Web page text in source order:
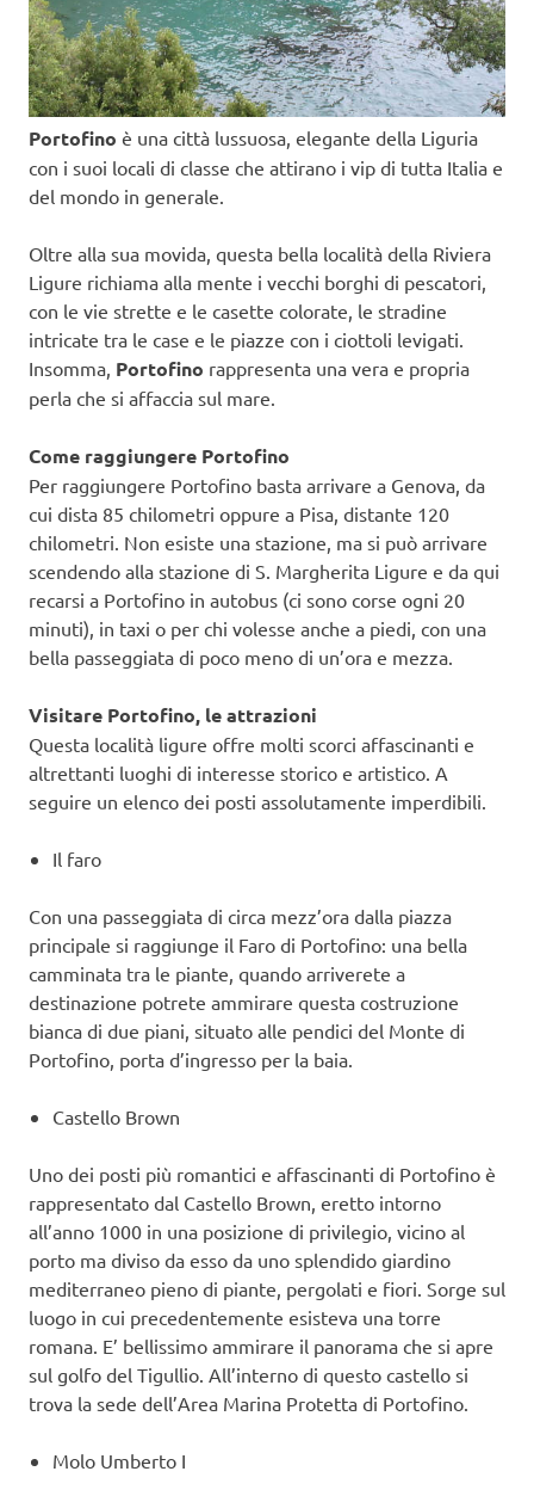
Portofino è una città lussuosa, elegante della Liguria
con i suoi locali di classe che attirano i vip di tutta Italia e
del mondo in generale.
Oltre alla sua movida, questa bella località della Riviera
Ligure richiama alla mente i vecchi borghi di pescatori,
con le vie strette e le casette colorate, le stradine
intricate tra le case e le piazze con i ciottoli levigati.
Insomma, Portofino rappresenta una vera e propria
perla che si affaccia sul mare.
Come raggiungere Portofino
Per raggiungere Portofino basta arrivare a Genova, da
cui dista 85 chilometri oppure a Pisa, distante 120
chilometri. Non esiste una stazione, ma si può arrivare
scendendo alla stazione di S. Margherita Ligure e da qui
recarsi a Portofino in autobus (ci sono corse ogni 20
minuti), in taxi o per chi volesse anche a piedi, con una
bella passeggiata di poco meno di un’ora e mezza.
Visitare Portofino, le attrazioni
Questa località ligure offre molti scorci affascinanti e
altrettanti luoghi di interesse storico e artistico. A
seguire un elenco dei posti assolutamente imperdibili.
Il faro
Con una passeggiata di circa mezz’ora dalla piazza
principale si raggiunge il Faro di Portofino: una bella
camminata tra le piante, quando arriverete a
destinazione potrete ammirare questa costruzione
bianca di due piani, situato alle pendici del Monte di
Portofino, porta d’ingresso per la baia.
Castello Brown
Uno dei posti più romantici e affascinanti di Portofino è
rappresentato dal Castello Brown, eretto intorno
all’anno 1000 in una posizione di privilegio, vicino al
porto ma diviso da esso da uno splendido giardino
mediterraneo pieno di piante, pergolati e fiori. Sorge sul
luogo in cui precedentemente esisteva una torre
romana. E’ bellissimo ammirare il panorama che si apre
sul golfo del Tigullio. All’interno di questo castello si
trova la sede dell’Area Marina Protetta di Portofino.
Molo Umberto I